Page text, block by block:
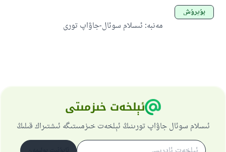
بۇيرۇش
مەنبە: ئىسلام سوئال-جاۋاپ تورى
ئېلخەت خىزمىتى
ئىسلام سوئال جاۋاپ تورىنىڭ ئېلخەت خىزمىىتىگە ئىشتىراك قىلىڭ